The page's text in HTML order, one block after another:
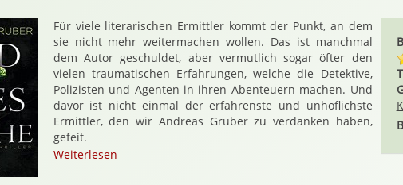
Für viele literarischen Ermittler kommt der Punkt, an dem
sie nicht mehr weitermachen wollen. Das ist manchmal
dem Autor geschuldet, aber vermutlich sogar öfter den
vielen traumatischen Erfahrungen, welche die Detektive,
Polizisten und Agenten in ihren Abenteuern machen. Und
davor ist nicht einmal der erfahrenste und unhöflichste
Ermittler, den wir Andreas Gruber zu verdanken haben,
gefeit.
Weiterlesen